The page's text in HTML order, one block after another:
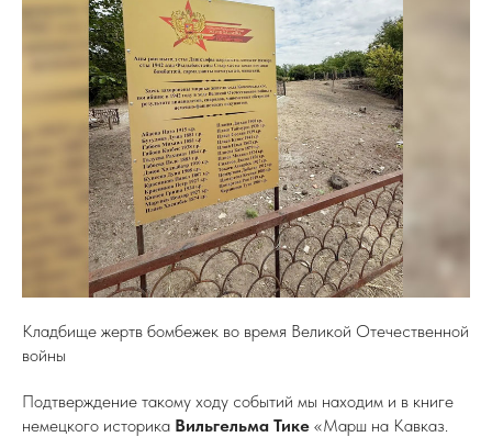
Кладбище жертв бомбежек во время Великой Отечественной
войны
Подтверждение такому ходу событий мы находим и в книге
немецкого историка Вильгельма Тике «Марш на Кавказ.